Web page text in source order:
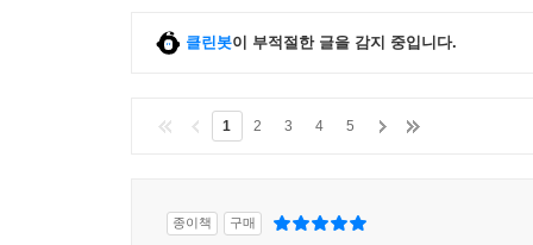
클린봇이 부적절한 글을 감지 중입니다.
1 2 3 4 5
종이책 구매